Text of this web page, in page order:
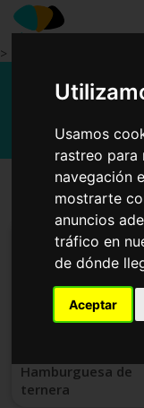
Usamos
rastreo para
navegación
mostrarte
anuncios
tráfico en
de dónde
Aceptar
>
Recetas
Primeros platos
Hamburguesa de
ternera